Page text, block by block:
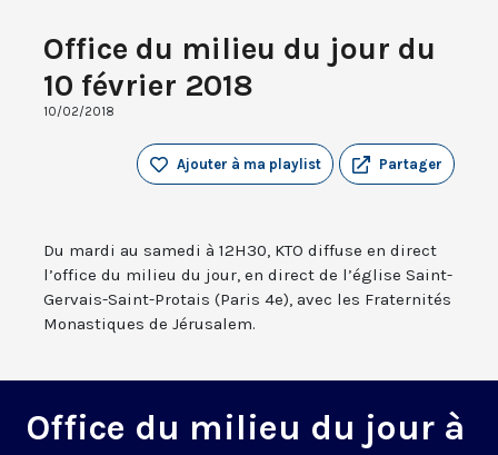
Office du milieu du jour du
10 février 2018
10/02/2018
Partager
Ajouter à ma playlist
Du mardi au samedi à 12H30, KTO diffuse en direct
l’office du milieu du jour, en direct de l’église Saint-
Gervais-Saint-Protais (Paris 4e), avec les Fraternités
Monastiques de Jérusalem.
Office du milieu du jour à